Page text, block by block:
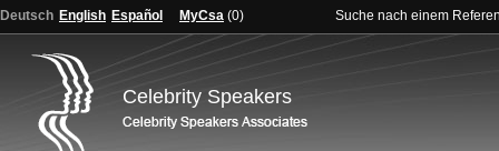
Deutsch English Español MyCsa (0) Suche nach einem
Celebrity Speakers